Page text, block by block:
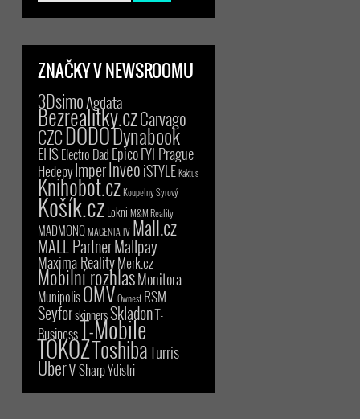
ZNAČKY V NEWSROOMU
3DsimoAgdata
Bezrealitky.czCarvago
CZCDODODynabook
EHSElectro Dad EpicoFYI Prague
HedepyImperInveoiSTYLE Kaktus
Knihobot.czKoupelny Syrový
Košík.czLokni M&M Reality
MADMONQMAGENTA TV Mall.cz
MALL PartnerMallpay
Maxima RealityMerk.cz
Mobilní rozhlasMonitora
MunipolisOMVOwnest RSM
SeyforskinnersSkladonT-
BusinessT-Mobile
TOKOZToshibaTurris
UberV-SharpYdistri